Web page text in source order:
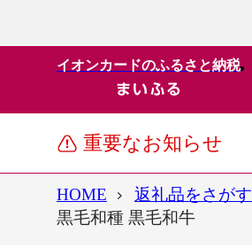
イオンカードのふるさと納税
重要なお知らせ
HOME 返礼品をさがす
黒毛和種 黒毛和牛